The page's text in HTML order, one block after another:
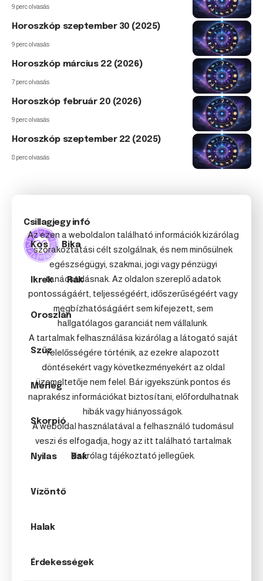
9 perc olvasás
Horoszkóp szeptember 30 (2025)
9 perc olvasás
Horoszkóp március 22 (2026)
7 perc olvasás
Horoszkóp február 20 (2026)
9 perc olvasás
Horoszkóp szeptember 22 (2025)
8 perc olvasás
Csillagjegy infó
Kos Bika
Ikrek Rák
Oroszlán
Szűz
Mérleg
Skorpió
Nyilas Bak
Vízöntő
Halak
Érdekességek
Az ezen a weboldalon található információk kizárólag
szórakoztatási célt szolgálnak, és nem minősülnek
egészségügyi, szakmai, jogi vagy pénzügyi
tanácsadásnak. Az oldalon szereplő adatok
pontosságáért, teljességéért, időszerűségéért vagy
megbízhatóságáért sem kifejezett, sem
hallgatólagos garanciát nem vállalunk.
A tartalmak felhasználása kizárólag a látogató saját
felelősségére történik, az ezekre alapozott
döntésekért vagy következményekért az oldal
üzemeltetője nem felel. Bár igyekszünk pontos és
naprakész információkat biztosítani, előfordulhatnak
hibák vagy hiányosságok.
A weboldal használatával a felhasználó tudomásul
veszi és elfogadja, hogy az itt található tartalmak
kizárólag tájékoztató jellegűek.